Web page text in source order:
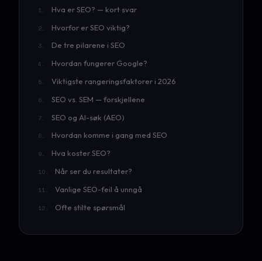
Hva er SEO? — kort svar
Hvorfor er SEO viktig?
De tre pilarene i SEO
Hvordan fungerer Google?
Viktigste rangeringsfaktorer i 2026
SEO vs. SEM — forskjellene
SEO og AI-søk (AEO)
Hvordan komme i gang med SEO
Hva koster SEO?
Når ser du resultater?
Vanlige SEO-feil å unngå
Ofte stilte spørsmål